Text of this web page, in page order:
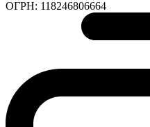
ОГРН: 118246806664